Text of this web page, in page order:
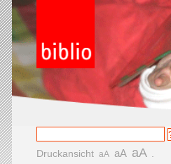
Druckansicht aA aA aA